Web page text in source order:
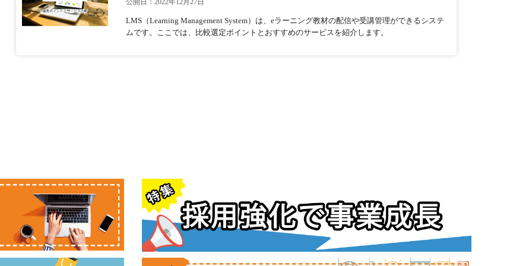
公開日：2022年12月27日
LMS（Learning Management System）は、eラーニング教材の配信や受講管理ができるシステ
ムです。ここでは、比較選定ポイントとおすすめのサービスを紹介します。